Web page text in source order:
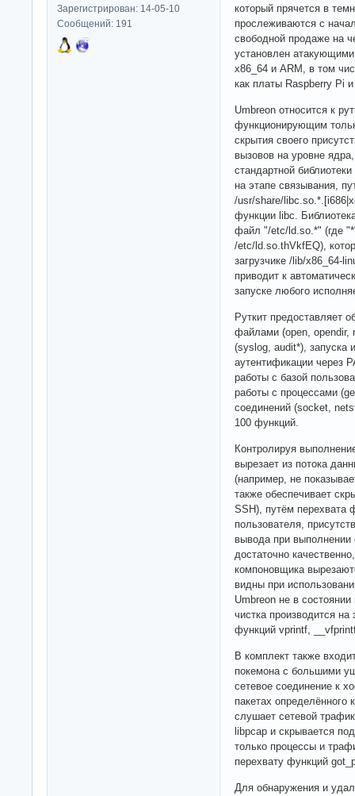
Зарегистрирован: 14-05-10
Сообщений: 191
который прячется в
прослеживаются с
свободной продаже на
установлен
x86_64 и ARM, в том
как платы Raspberry Pi
Umbreon относится к
функционирующим
скрытия своего
вызовов на уровне
стандартной
на этапе связывания,
/usr/share/
функции libc.
файл "/etc/ld.so.*" (где
/etc/ld.so.thVkfEQ),
загрузчике /lib/x86_64-
приводит к
запуске любого
Руткит предоставляет
файлами (open, opendir,
(syslog, audit*),
аутентификации через
работы с базой
работы с процессами
соединений (socket,
100 функций.
Контролируя
вырезает из потока
(например, не
также обеспечивает
SSH), путём перехвата
пользователя,
вывода при
достаточно
компоновщика
видны при
Umbreon не в
чистка производится на
функций vprintf,
В комплект также
покемона с большими
сетевое соединение к
пакетах определённого
слушает сетевой
libpcap и скрывается
только процессы и
перехвату функций
Для обнаружения и